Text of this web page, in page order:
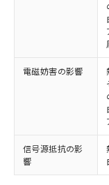
電磁妨害の影響
信号源抵抗の影
響
マイ
ビ
メ
あり
お客
登
およ
品
引
をご
※当
の共
月が前後
※3 非含
下記の非
とができ
EU RoHS
51物質の
※本証明書
質が外部
及ぼさな
「－」：
い合わせ
販売
法
り
合